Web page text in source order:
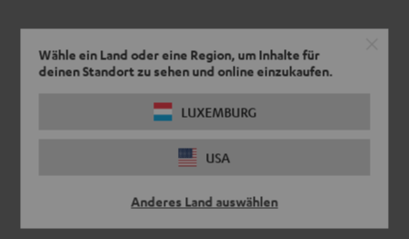
Wähle ein Land oder eine Region, um Inhalte für
deinen Standort zu sehen und online einzukaufen.
LUXEMBURG
USA
Anderes Land auswählen